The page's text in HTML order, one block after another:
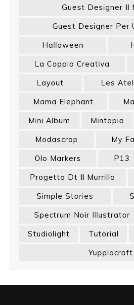
Guest Designer Il
Guest Designer Per
Halloween
La Coppia Creativa
Layout
Les
Mama Elephant
Mini Album
Mintopia
Modascrap
My
Olo Markers
P13
Progetto Dt Il Murrillo
Simple Stories
Spectrum Noir Illustrator
Studiolight
Tutorial
Yupplacraft